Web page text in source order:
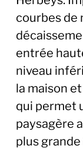
courbes de
entrée
niveau
la maison
qui permet
paysagère
plus